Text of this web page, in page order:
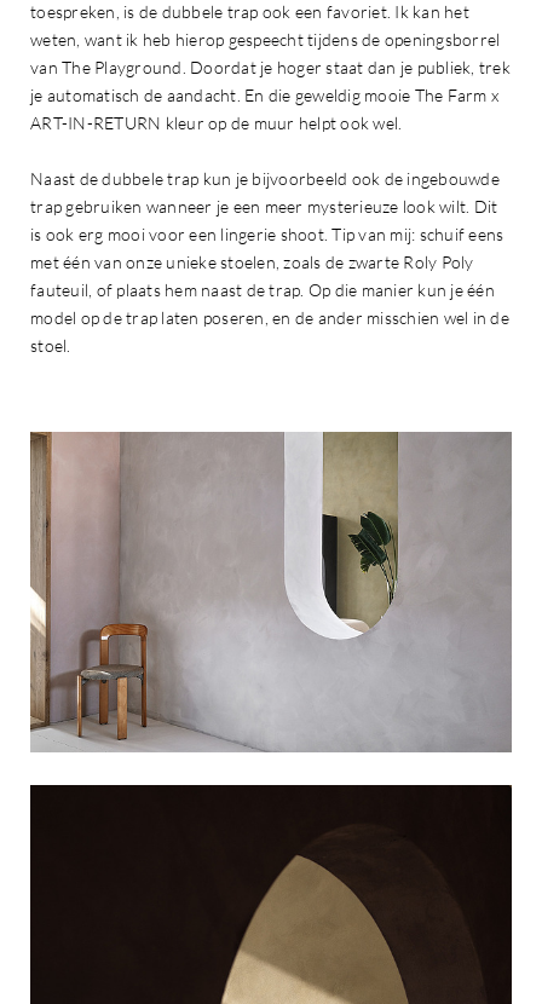
toespreken, is de dubbele trap ook een favoriet. Ik kan het
weten, want ik heb hierop gespeecht tijdens de openingsborrel
van The Playground. Doordat je hoger staat dan je publiek, trek
je automatisch de aandacht. En die geweldig mooie The Farm x
ART-IN-RETURN kleur op de muur helpt ook wel.
Naast de dubbele trap kun je bijvoorbeeld ook de ingebouwde
trap gebruiken wanneer je een meer mysterieuze look wilt. Dit
is ook erg mooi voor een lingerie shoot. Tip van mij: schuif eens
met één van onze unieke stoelen, zoals de zwarte Roly Poly
fauteuil, of plaats hem naast de trap. Op die manier kun je één
model op de trap laten poseren, en de ander misschien wel in de
stoel.